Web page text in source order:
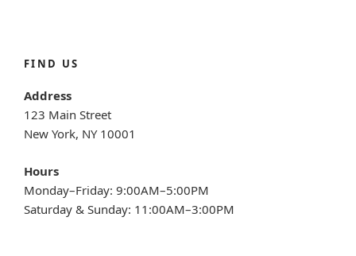
FIND US
Address
123 Main Street
New York, NY 10001
Hours
Monday–Friday: 9:00AM–5:00PM
Saturday & Sunday: 11:00AM–3:00PM